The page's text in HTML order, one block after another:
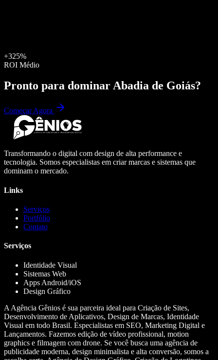
+325%
ROI Médio
Pronto para dominar Abadia de Goiás?
Começar Agora
Transformando o digital com design de alta performance e
tecnologia. Somos especialistas em criar marcas e sistemas que
dominam o mercado.
Links
Serviços
Portfólio
Contato
Serviços
Identidade Visual
Sistemas Web
Apps Android/iOS
Design Gráfico
A Agência Gênios é sua parceira ideal para Criação de Sites,
Desenvolvimento de Aplicativos, Design de Marcas, Identidade
Visual em todo Brasil. Especialistas em SEO, Marketing Digital e
Lançamentos. Fazemos edição de vídeo profissional, motion
graphics e filmagem com drone. Se você busca uma agência de
publicidade moderna, design minimalista e alta conversão, somos a